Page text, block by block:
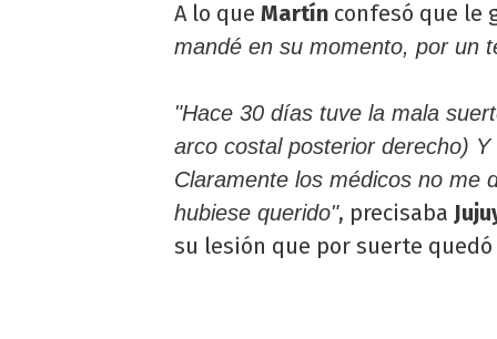
A lo que Martín confesó que le
mandé en su momento, por un
"Hace 30 días tuve la mala
arco costal posterior derecho)
Claramente los médicos no me
hubiese querido", precisaba
su lesión que por suerte